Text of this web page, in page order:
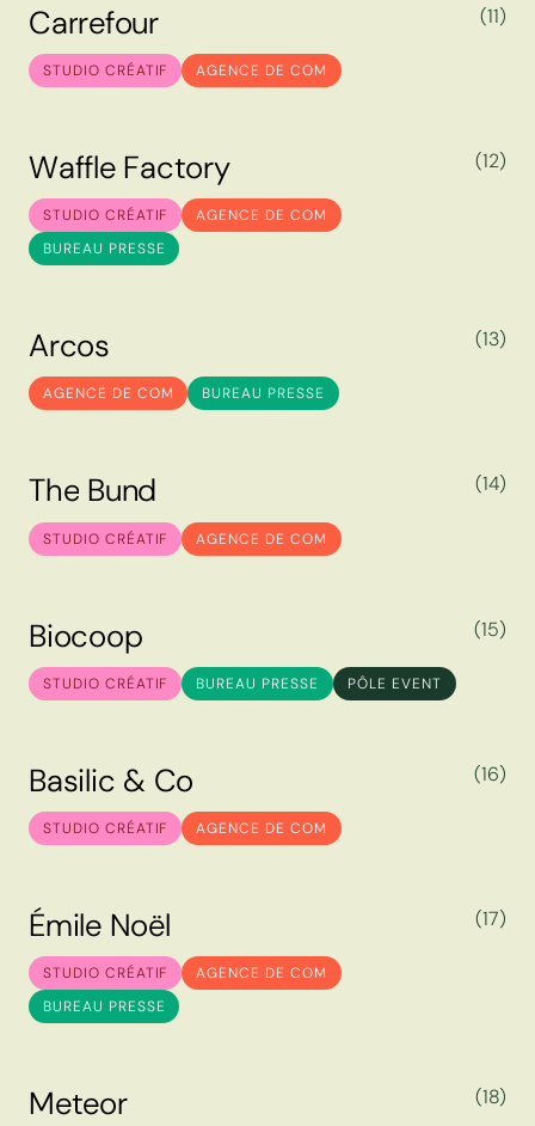
C
C
a
a
r
r
r
r
e
e
f
f
o
o
u
u
r
r
STUDIO CRÉATIF AGENCE DE COM
(11)
W
W
a
a
f
f
f
f
l
l
e
e
F
F
a
a
c
c
t
t
o
o
r
r
y
y
STUDIO CRÉATIF
AGENCE DE COM
BUREAU PRESSE
(12)
A
A
r
r
c
c
o
o
s
s
AGENCE DE COM BUREAU PRESSE
(13)
T
T
h
h
e
e
B
B
u
u
n
n
d
d
STUDIO CRÉATIF AGENCE DE COM
(14)
B
B
i
i
o
o
c
c
o
o
o
o
p
p
STUDIO CRÉATIF BUREAU PRESSE PÔLE EVENT
(15)
B
B
a
a
s
s
i
i
l
l
i
i
c
c
&
&
C
C
o
o
STUDIO CRÉATIF AGENCE DE COM
(16)
É
É
m
m
i
i
l
l
e
e
N
N
o
o
ë
ë
l
l
STUDIO CRÉATIF
AGENCE DE COM
BUREAU PRESSE
(17)
Meteor
(18)